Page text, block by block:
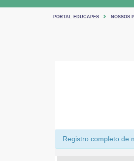
PORTAL EDUCAPES NOSSOS
Registro completo de